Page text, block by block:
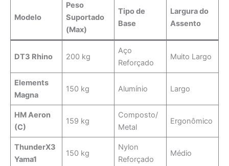
Modelo
Peso
Suportado
(Max)
Tipo de
Base
Largura do
Assento
DT3 Rhino 200 kg
Aço
Reforçado
Muito Largo
Elements
Magna
150 kg Alumínio Largo
HM Aeron
(C)
159 kg
Composto/
Metal
Ergonômico
ThunderX3
Yama1
150 kg
Nylon
Reforçado
Médio